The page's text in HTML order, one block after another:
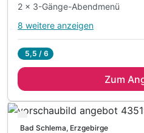
2 x 3-Gänge-Abendmenü
Alle Inklusivleistungen
3 x Frühstück vom
2 x 3-Gänge-Abendmenü
1 x Fahrradverleih für Ihren
8 weitere anzeigen
5,5 / 6
Zum
Verfügbar bis November
Bad Schlema, Erzgebirge